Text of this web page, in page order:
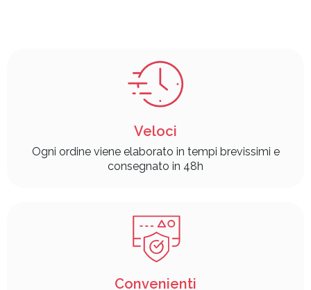
Veloci
Ogni ordine viene elaborato in tempi brevissimi e
consegnato in 48h
Convenienti